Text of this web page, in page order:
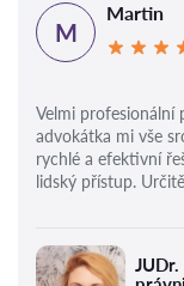
M
Martin
Velmi profesionální
advokátka mi vše
rychlé a efektivní
lidský přístup.